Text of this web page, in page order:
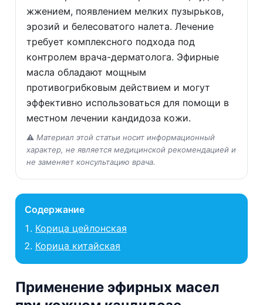
жжением, появлением мелких пузырьков,
эрозий и белесоватого налета. Лечение
требует комплексного подхода под
контролем врача-дерматолога. Эфирные
масла обладают мощным
противогрибковым действием и могут
эффективно использоваться для помощи в
местном лечении кандидоза кожи.
⚠️ Материал этой статьи носит информационный
характер, не является медицинской рекомендацией и
не заменяет консультацию врача.
Содержание
Корица цейлонская
Корица китайская
Применение эфирных масел